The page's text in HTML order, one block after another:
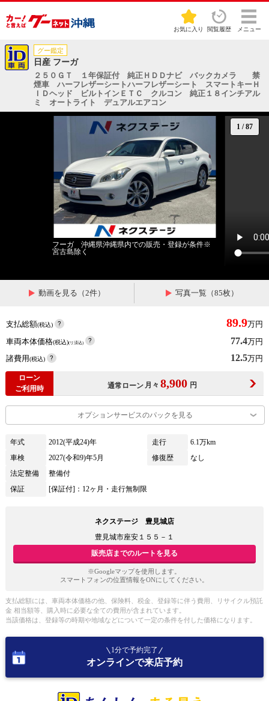
お気に入り 閲覧履歴 メニュー
グー鑑定
日産 フーガ
２５０ＧＴ １年保証付 純正ＨＤＤナビ バックカメラ 禁
煙車 ハーフレザーシートハーフレザーシート スマートキーＨ
ＩＤヘッド ビルトインＥＴＣ クルコン 純正１８インチアル
ミ オートライト デュアルエアコン
1 /87
フーガ 沖縄県沖縄県内での販売・登録が条件※
宮古島除く
動画を見る（2件） 写真一覧（85枚）
支払総額(税込) 89.9万円
車両本体価格(税込)(リ済込) 77.4万円
諸費用(税込) 12.5万円
ローン
ご利用時
通常ローン 月々 8,900 円
オプションサービスのパックを見る
年式 2012(平成24)年 走行
6.1万km
車検
2027(令和9)年5月 修復歴
なし
法定整備
整備付
保証
[保証付]：12ヶ月・走行無制限
ネクステージ 豊見城店
豊見城市座安１５５－１
販売店までのルートを見る
※Googleマップを使用します。
スマートフォンの位置情報をONにしてください。
支払総額には、車両本体価格の他、保険料、税金、登録等に伴う費用、リサイクル預託
金 相当額等、購入時に必要な全ての費用が含まれています。
当該価格は、登録等の時期や地域などについて一定の条件を付した価格になります。
1分で予約完了
オンラインで来店予約